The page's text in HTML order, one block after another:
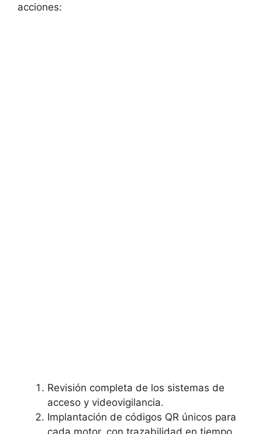
acciones:
Revisión completa de los sistemas de
acceso y videovigilancia.
Implantación de códigos QR únicos para